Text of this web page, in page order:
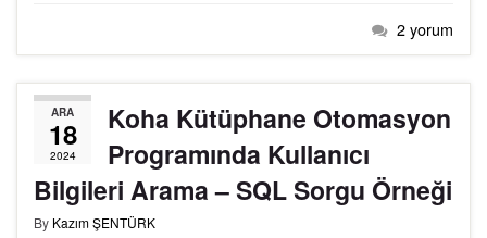
2 yorum
ARA
18
2024
Koha Kütüphane Otomasyon
Programında Kullanıcı
Bilgileri Arama – SQL Sorgu Örneği
By Kazım ŞENTÜRK